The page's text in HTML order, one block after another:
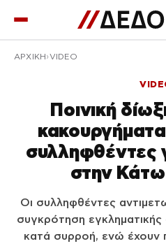
ΑΡΧΙΚΉ VIDEO
Ποινική
συλληφθέντες
στην
Οι συλληφθέντες
συγκρότηση
κατά συρροή, ενώ έχουν